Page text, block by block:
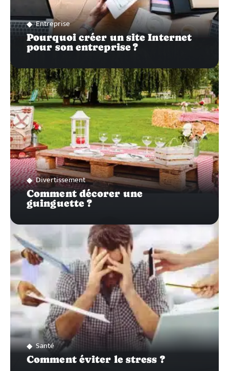
Entreprise
Pourquoi créer un site Internet
pour son entreprise ?
Divertissement
Comment décorer une
guinguette ?
Santé
Comment éviter le stress ?